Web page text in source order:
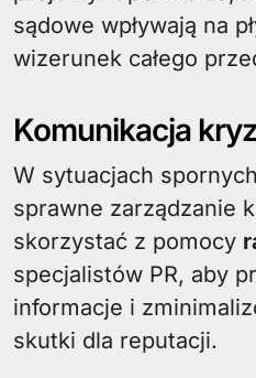
sądowe wpływają na
wizerunek całego
Komunikacja
W sytuacjach
sprawne zarządzanie
skorzystać z pomocy
specjalistów PR, aby
informacje i
skutki dla reputacji.